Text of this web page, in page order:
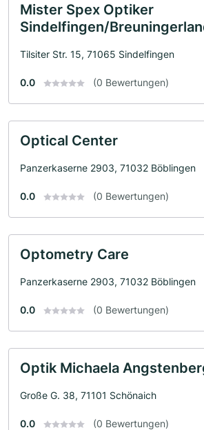
Mister Spex Optiker
Sindelfingen/
Tilsiter Str. 15, 71065 Sindelfingen
0.0 (0 Bewertungen)
Optical Center
Panzerkaserne 2903, 71032 Böblingen
0.0 (0 Bewertungen)
Optometry Care
Panzerkaserne 2903, 71032 Böblingen
0.0 (0 Bewertungen)
Optik Michaela
Große G. 38, 71101 Schönaich
0.0 (0 Bewertungen)